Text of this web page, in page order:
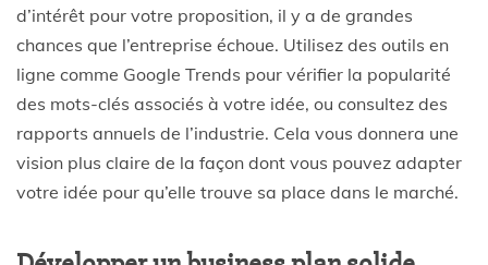
d’intérêt pour votre proposition, il y a de grandes
chances que l’entreprise échoue. Utilisez des outils en
ligne comme Google Trends pour vérifier la popularité
des mots-clés associés à votre idée, ou consultez des
rapports annuels de l’industrie. Cela vous donnera une
vision plus claire de la façon dont vous pouvez adapter
votre idée pour qu’elle trouve sa place dans le marché.